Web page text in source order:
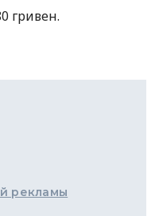
гривен.
рекламы